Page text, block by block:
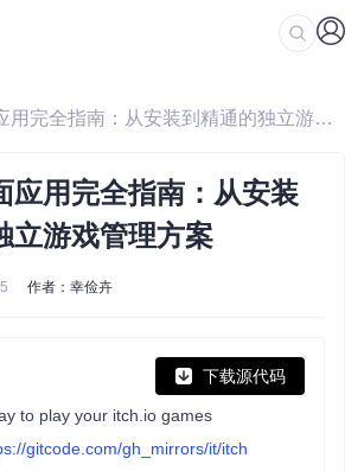
/ itch.io桌面应用完全指南：从安装到精通的独立游戏管理方案
用完全指南：从安装
立游戏管理方案
作者：幸俭卉
下载源代码
to play your itch.io games
gitcode.com/gh_mirrors/it/itch